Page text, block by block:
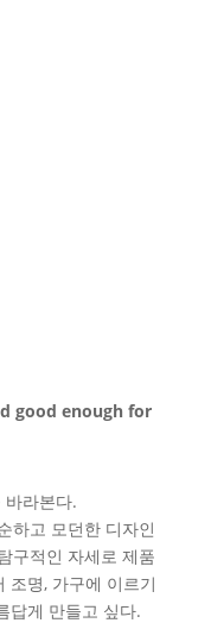
good enough for
바라본다.
하고 모던한 디자인
구적인 자세로 제품
조명, 가구에 이르기
답게 만들고 싶다.